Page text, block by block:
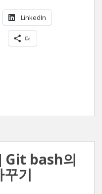
LinkedIn
더
bash의
기